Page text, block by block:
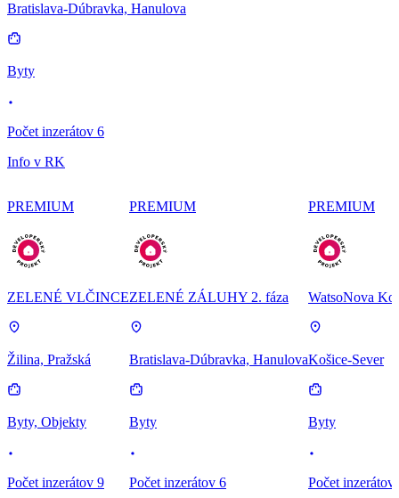
Bratislava-Dúbravka, Hanulova
Byty
Počet inzerátov 6
Info v RK
PREMIUM
ZELENÉ VLČINCE
Žilina, Pražská
Byty, Objekty
Počet inzerátov 9
PREMIUM
ZELENÉ ZÁLUHY 2. fáza
Bratislava-Dúbravka, Hanulova
Byty
Počet inzerátov 6
PREMIUM
WatsoNova
Košice-Sever
Byty
Počet inzerátov